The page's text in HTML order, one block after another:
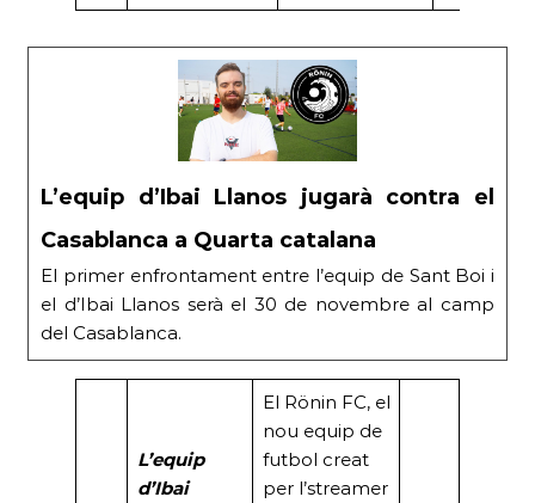
L’equip d’Ibai Llanos jugarà contra el
Casablanca a Quarta catalana
El primer enfrontament entre l’equip de Sant Boi i
el d’Ibai Llanos serà el 30 de novembre al camp
del Casablanca.
L’equip
d’Ibai
El Rönin FC, el
nou equip de
futbol creat
per l’streamer